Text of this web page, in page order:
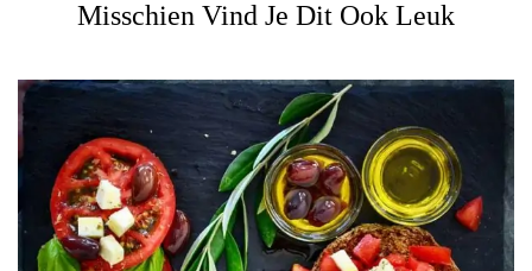
Misschien Vind Je Dit Ook Leuk